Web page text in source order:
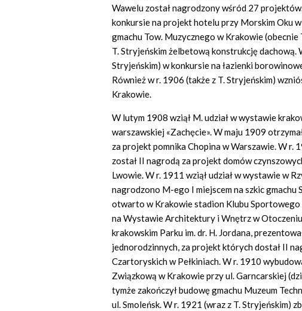
Wawelu został nagrodzony wśród 27
konkursie na projekt hotelu przy Morskim Oku
gmachu Tow. Muzycznego w Krakowie
T. Stryjeńskim żelbetową konstrukcję dachową.
Stryjeńskim) w konkursie na łazienki
Również w r. 1906 (także z T. Stryjeńskim)
Krakowie.
W lutym 1908 wziął M. udział w wystawie
warszawskiej «Zachęcie». W maju 1909
za projekt pomnika Chopina w Warszawie. W r.
został II nagrodą za projekt domów
Lwowie. W r. 1911 wziął udział w wystawie w
nagrodzono M-ego I miejscem na szkic gmachu
otwarto w Krakowie stadion Klubu
na Wystawie Architektury i Wnętrz w
krakowskim Parku im. dr. H. Jordana,
jednorodzinnych, za projekt których dostał II
Czartoryskich w Pełkiniach. W r. 1910
Związkową w Krakowie przy ul. Garncarskiej
tymże zakończył budowę gmachu Muzeum
ul. Smoleńsk. W r. 1921 (wraz z T. Stryjeńskim)